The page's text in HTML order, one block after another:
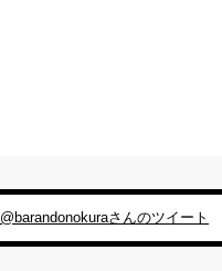
@barandonokuraさんのツイート